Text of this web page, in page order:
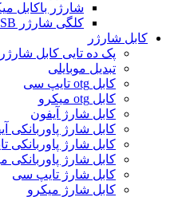
شارژر باکابل
کلگی شارژر USB
کابل شارژر
پک ده تایی کابل شارژر
تبدیل موبایلی
کابل otg تایپ سی
کابل otg میکرو
کابل شارژ آیفون
کابل شارژ پاوربانکی
کابل شارژ پاوربانکی
کابل شارژ پاوربانکی
کابل شارژ تایپ سی
کابل شارژ میکرو